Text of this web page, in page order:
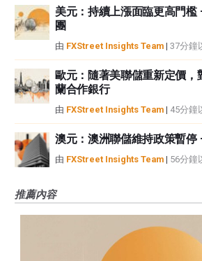
美元：持續上漲面臨更高門檻
團
由 FXStreet Insights Team | 37分鐘
歐元：隨著美聯儲重新定價，
蘭合作銀行
由 FXStreet Insights Team | 45分鐘
澳元：澳洲聯儲維持政策暫停
由 FXStreet Insights Team | 56分鐘
推薦內容